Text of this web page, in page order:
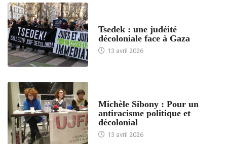
Tsedek : une judéité
décoloniale face à Gaza
13 avril 2026
Michèle Sibony : Pour un
antiracisme politique et
décolonial
13 avril 2026